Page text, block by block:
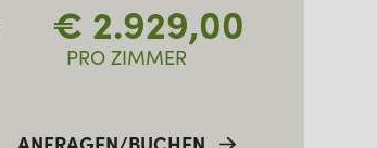
€ 2.929,00
PRO ZIMMER